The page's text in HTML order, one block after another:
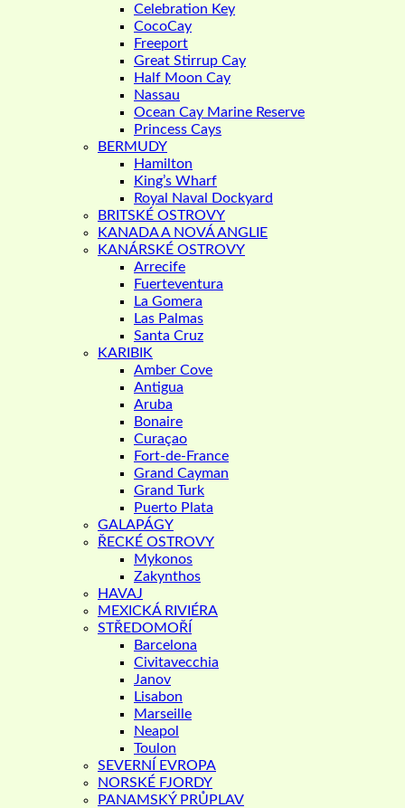
Celebration Key
CocoCay
Freeport
Great Stirrup Cay
Half Moon Cay
Nassau
Ocean Cay Marine Reserve
Princess Cays
BERMUDY
Hamilton
King’s Wharf
Royal Naval Dockyard
BRITSKÉ OSTROVY
KANADA A NOVÁ ANGLIE
KANÁRSKÉ OSTROVY
Arrecife
Fuerteventura
La Gomera
Las Palmas
Santa Cruz
KARIBIK
Amber Cove
Antigua
Aruba
Bonaire
Curaçao
Fort-de-France
Grand Cayman
Grand Turk
Puerto Plata
GALAPÁGY
ŘECKÉ OSTROVY
Mykonos
Zakynthos
HAVAJ
MEXICKÁ RIVIÉRA
STŘEDOMOŘÍ
Barcelona
Civitavecchia
Janov
Lisabon
Marseille
Neapol
Toulon
SEVERNÍ EVROPA
NORSKÉ FJORDY
PANAMSKÝ PRŮPLAV